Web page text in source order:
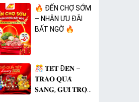
🔥 ĐẾN CHỢ SỚM
– NHẬN ƯU ĐÃI
BẤT NGỜ 🔥
🎊 𝐓𝐄̂́𝐓 Đ𝐄̂́𝐍 –
𝐓𝐑𝐀𝐎 𝐐𝐔𝐀̀
𝐒𝐀𝐍𝐆, 𝐆𝐔̛̉𝐈 𝐓𝐑𝐎̣𝐍